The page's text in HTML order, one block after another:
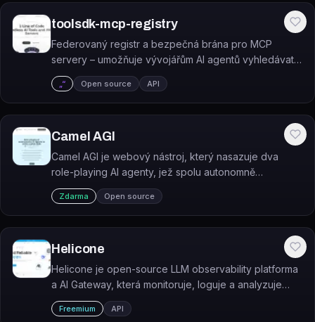
toolsdk-mcp-registry
Federovaný registr a bezpečná brána pro MCP
servery – umožňuje vývojářům AI agentů vyhledávat a
spouštět tisíce nástrojů přes jedno rozhraní.
„“ Open source API
Camel AGI
Camel AGI je webový nástroj, který nasazuje dva
role-playing AI agenty, jež spolu autonomně
spolupracují na řešení uživatelem zadaného úkolu.
Zdarma Open source
Helicone
Helicone je open-source LLM observability platforma
a AI Gateway, která monitoruje, loguje a analyzuje
volání jazykových modelů přidáním jednoho řádku
kódu.
Freemium API